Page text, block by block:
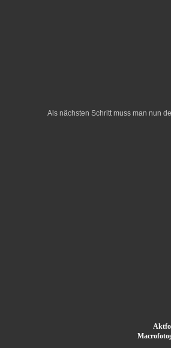
Als nächsten Schritt muss man nun